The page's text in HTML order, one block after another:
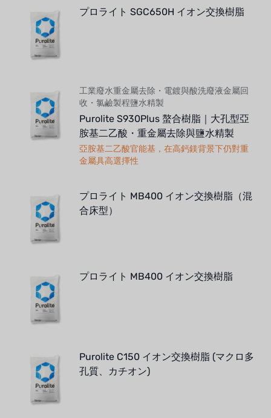
プロライト SGC650H イオン交換樹脂
工業廢水重金屬去除・電鍍與酸洗廢液金屬回
收・氯鹼製程鹽水精製
Purolite S930Plus 螯合樹脂｜大孔型亞
胺基二乙酸・重金屬去除與鹽水精製
亞胺基二乙酸官能基，在高鈣鎂背景下仍對重
金屬具高選擇性
プロライト MB400 イオン交換樹脂（混
合床型）
プロライト MB400 イオン交換樹脂
Purolite C150 イオン交換樹脂 (マクロ多
孔質、カチオン)